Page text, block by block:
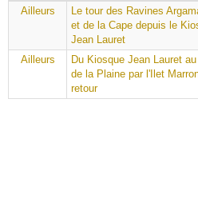
Ailleurs
Le tour des Ravines
et de la Cape depuis le
Jean Lauret
Ailleurs
Du Kiosque Jean Lauret
de la Plaine par l'Ilet
retour